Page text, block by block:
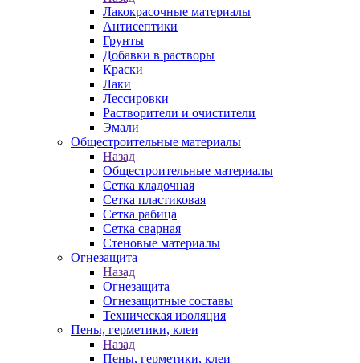
Лакокрасочные материалы
Антисептики
Грунты
Добавки в растворы
Краски
Лаки
Лессировки
Растворители и очистители
Эмали
Общестроительные материалы
Назад
Общестроительные материалы
Сетка кладочная
Сетка пластиковая
Сетка рабица
Сетка сварная
Стеновые материалы
Огнезащита
Назад
Огнезащита
Огнезащитные составы
Техническая изоляция
Пены, герметики, клеи
Назад
Пены, герметики, клеи